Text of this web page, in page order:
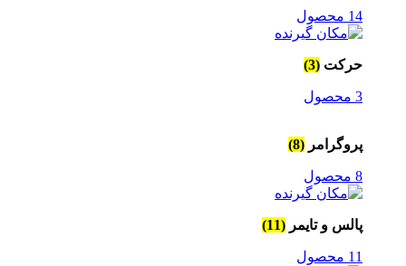
14 محصول
حرکت (3)
3 محصول
پروگرامر (8)
8 محصول
پالس و تایمر (11)
11 محصول